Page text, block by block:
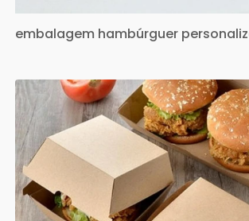
embalagem hambúrguer